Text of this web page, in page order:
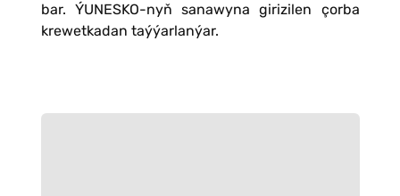
bar. ÝUNESKO-nyň sanawyna girizilen çorba
krewetkadan taýýarlanýar.